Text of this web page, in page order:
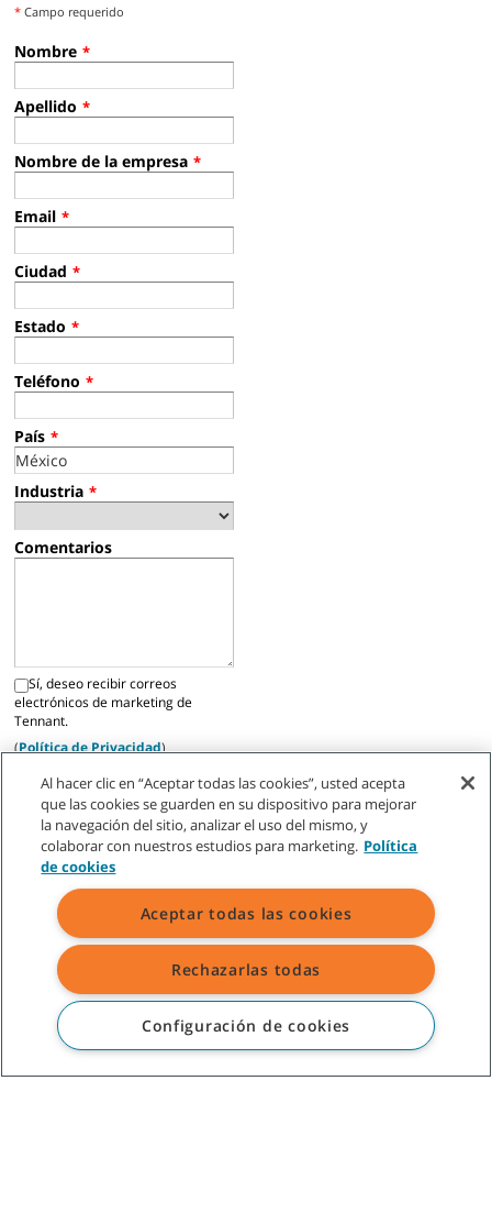
* Campo requerido
Nombre *
Apellido *
Nombre de la empresa *
Email *
Ciudad *
Estado *
Teléfono *
País *
Industria *
Comentarios
Sí, deseo recibir correos
electrónicos de marketing de
Tennant.
(Política de Privacidad)
SERVICIO DE ATENCIÓN AL CLIENTE
+52-800-01TENMX (0183669)
SOBRE TENNANT
ASISTENCIA
Al hacer clic en “Aceptar todas las cookies”, usted acepta
que las cookies se guarden en su dispositivo para mejorar
la navegación del sitio, analizar el uso del mismo, y
colaborar con nuestros estudios para marketing. Política
de cookies
Aceptar todas las cookies
Rechazarlas todas
Configuración de cookies